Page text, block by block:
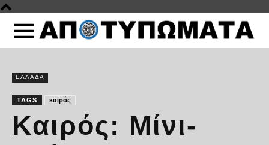
ΕΛΛΑΔΑ
TAGS καιρός
Καιρός: Μίνι-